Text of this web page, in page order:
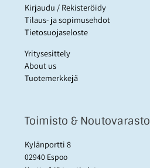
Kirjaudu / Rekisteröidy
Tilaus- ja sopimusehdot
Tietosuojaseloste
Yritysesittely
About us
Tuotemerkkejä
Toimisto & Noutovarasto
Kylänportti 8
02940 Espoo